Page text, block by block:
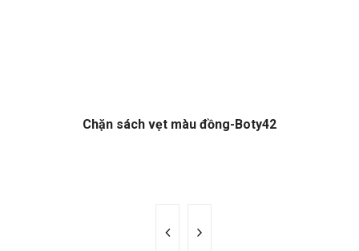
Chặn sách vẹt màu đồng-Boty42